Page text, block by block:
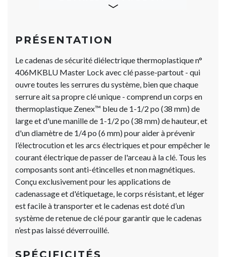
PRÉSENTATION
Le cadenas de sécurité diélectrique thermoplastique n°
406MKBLU Master Loc​​​​​​​k avec clé passe-partout - qui
ouvre toutes les serrures du système, bien que chaque
serrure ait sa propre clé unique - comprend un corps en
thermoplastique Zenex™ bleu de 1-1/2 po (38 mm) de
large et d'une manille de 1-1/2 po (38 mm) de hauteur, et
d'un diamètre de 1/4 po (6 mm) pour aider à prévenir
l’électrocution et les arcs électriques et pour empêcher le
courant électrique de passer de l'arceau à la clé. Tous les
composants sont anti-étincelles et non magnétiques.
Conçu exclusivement pour les applications de
cadenassage et d'étiquetage, le corps résistant, et léger
est facile à transporter et le cadenas est doté d’un
système de retenue de clé pour garantir que le cadenas
n’est pas laissé déverrouillé.
SPÉCIFICITÉS